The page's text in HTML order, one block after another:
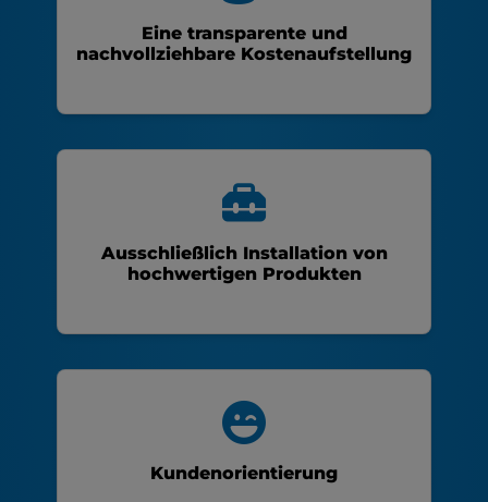
Eine transparente und
nachvollziehbare Kostenaufstellung
Ausschließlich Installation von
hochwertigen Produkten
Kundenorientierung